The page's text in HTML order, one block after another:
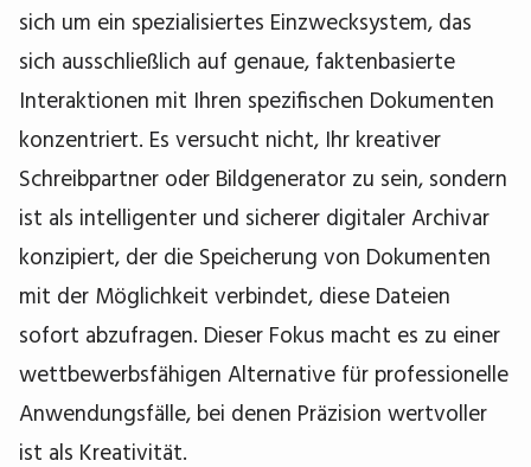
sich um ein spezialisiertes Einzwecksystem, das
sich ausschließlich auf genaue, faktenbasierte
Interaktionen mit Ihren spezifischen Dokumenten
konzentriert. Es versucht nicht, Ihr kreativer
Schreibpartner oder Bildgenerator zu sein, sondern
ist als intelligenter und sicherer digitaler Archivar
konzipiert, der die Speicherung von Dokumenten
mit der Möglichkeit verbindet, diese Dateien
sofort abzufragen. Dieser Fokus macht es zu einer
wettbewerbsfähigen Alternative für professionelle
Anwendungsfälle, bei denen Präzision wertvoller
ist als Kreativität.